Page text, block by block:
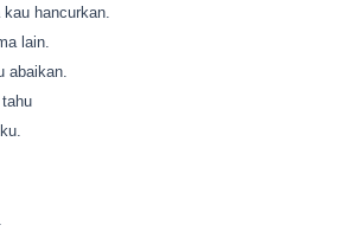
kau hancurkan.
lain.
abaikan.